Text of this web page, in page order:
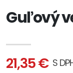
Guľový
21,35 € S